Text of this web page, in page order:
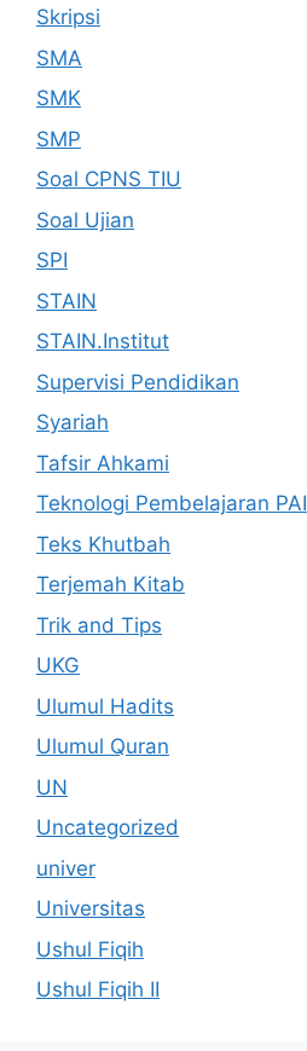
Skripsi
SMA
SMK
SMP
Soal CPNS TIU
Soal Ujian
SPI
STAIN
STAIN.Institut
Supervisi Pendidikan
Syariah
Tafsir Ahkami
Teknologi Pembelajaran PAI
Teks Khutbah
Terjemah Kitab
Trik and Tips
UKG
Ulumul Hadits
Ulumul Quran
UN
Uncategorized
univer
Universitas
Ushul Fiqih
Ushul Fiqih II